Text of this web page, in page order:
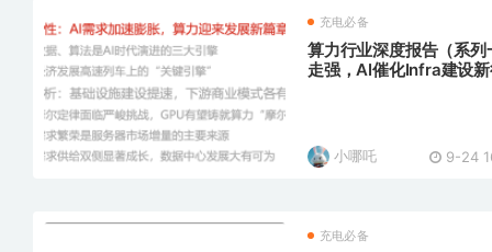
充电必备
算力行业深度报告（系
走强，AI催化Infra建设
小哪吒 9-24
充电必备